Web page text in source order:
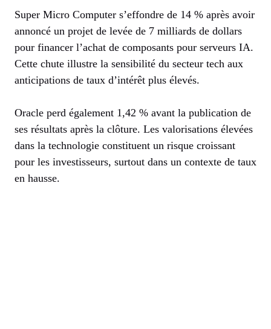
Super Micro Computer s’effondre de 14 % après avoir
annoncé un projet de levée de 7 milliards de dollars
pour financer l’achat de composants pour serveurs IA.
Cette chute illustre la sensibilité du secteur tech aux
anticipations de taux d’intérêt plus élevés.
Oracle perd également 1,42 % avant la publication de
ses résultats après la clôture. Les valorisations élevées
dans la technologie constituent un risque croissant
pour les investisseurs, surtout dans un contexte de taux
en hausse.